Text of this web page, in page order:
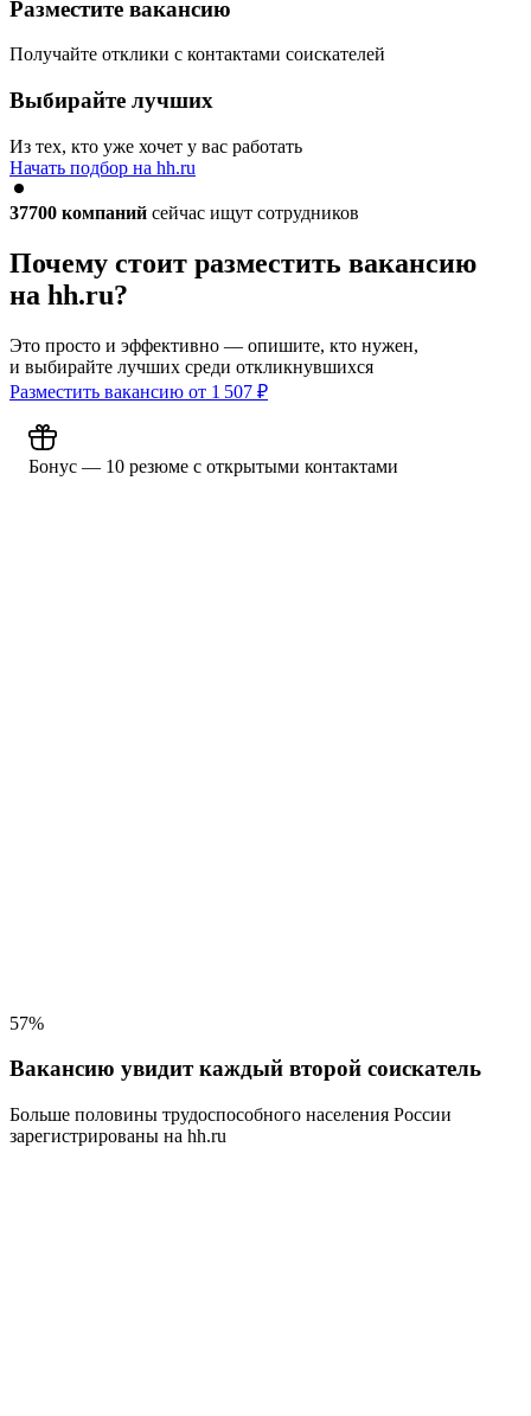
Разместите вакансию
Получайте отклики с контактами соискателей
Выбирайте лучших
Из тех, кто уже хочет у вас работать
Начать подбор на hh.ru
37700 компаний сейчас ищут сотрудников
Почему стоит разместить вакансию
на hh.ru?
Это просто и эффективно — опишите, кто нужен,
и выбирайте лучших среди откликнувшихся
Разместить вакансию от 1 507 ₽
Бонус — 10 резюме с открытыми контактами
57%
Вакансию увидит каждый второй соискатель
Больше половины трудоспособного населения России
зарегистрированы на hh.ru